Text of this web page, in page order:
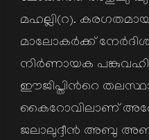
മഹല്ലി(റ).
മാലോകര്‍ക്ക്
നിര്‍ണായക
ഈജിപ്തിന്‍റെ
കൈറോവിലാണ്
ജലാലുദ്ദീന്‍ അബു